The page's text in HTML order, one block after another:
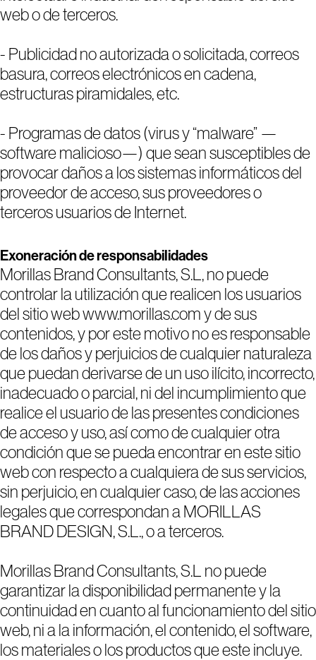
web o de terceros.
- Publicidad no autorizada o solicitada, correos
basura, correos electrónicos en cadena,
estructuras piramidales, etc.
- Programas de datos (virus y “malware” —
software malicioso—) que sean susceptibles de
provocar daños a los sistemas informáticos del
proveedor de acceso, sus proveedores o
terceros usuarios de Internet.
Exoneración de responsabilidades
Morillas Brand Consultants, S.L, no puede
controlar la utilización que realicen los usuarios
del sitio web www.morillas.com y de sus
contenidos, y por este motivo no es responsable
de los daños y perjuicios de cualquier naturaleza
que puedan derivarse de un uso ilícito, incorrecto,
inadecuado o parcial, ni del incumplimiento que
realice el usuario de las presentes condiciones
de acceso y uso, así como de cualquier otra
condición que se pueda encontrar en este sitio
web con respecto a cualquiera de sus servicios,
sin perjuicio, en cualquier caso, de las acciones
legales que correspondan a MORILLAS
BRAND DESIGN, S.L., o a terceros.
Morillas Brand Consultants, S.L no puede
garantizar la disponibilidad permanente y la
continuidad en cuanto al funcionamiento del sitio
web, ni a la información, el contenido, el software,
los materiales o los productos que este incluye.